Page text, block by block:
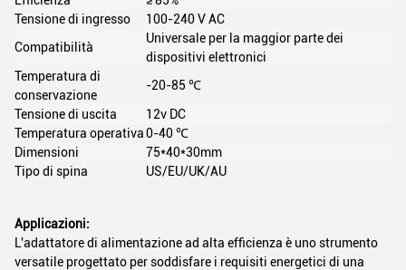
Tensione di ingresso
100-240 V AC
Compatibilità
Universale per la maggior parte dei
dispositivi elettronici
Temperatura di
conservazione
-20-85 ℃
Tensione di uscita
12v DC
Temperatura operativa0-40 ℃
Dimensioni
75*40*30mm
Tipo di spina
US/EU/UK/AU
Applicazioni:
L'adattatore di alimentazione ad alta efficienza è uno strumento
versatile progettato per soddisfare i requisiti energetici di una